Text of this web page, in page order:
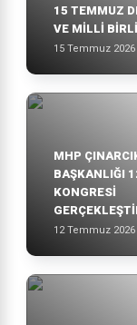
15 TEMMUZ
VE MİLLİ
15 Temmuz 2026
MHP
BAŞKANLIĞI
KONGRESİ
12 Temmuz 2026